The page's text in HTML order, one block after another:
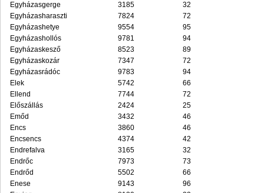
Egyházasgerge
3185
32
Egyházasharaszti
7824
72
Egyházashetye
9554
95
Egyházashollós
9781
94
Egyházaskesző
8523
89
Egyházaskozár
7347
72
Egyházasrádóc
9783
94
Elek
5742
66
Ellend
7744
72
Előszállás
2424
25
Emőd
3432
46
Encs
3860
46
Encsencs
4374
42
Endrefalva
3165
32
Endrőc
7973
73
Endrőd
5502
66
Enese
9143
96